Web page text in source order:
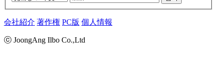
会社紹介 著作権 PC版 個人情報
ⓒ JoongAng Ilbo Co.,Ltd